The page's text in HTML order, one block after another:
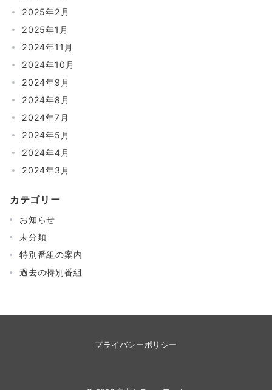
2025年2月
2025年1月
2024年11月
2024年10月
2024年9月
2024年8月
2024年7月
2024年5月
2024年4月
2024年3月
カテゴリー
お知らせ
未分類
特別番組の案内
過去の特別番組
プライバシーポリシー